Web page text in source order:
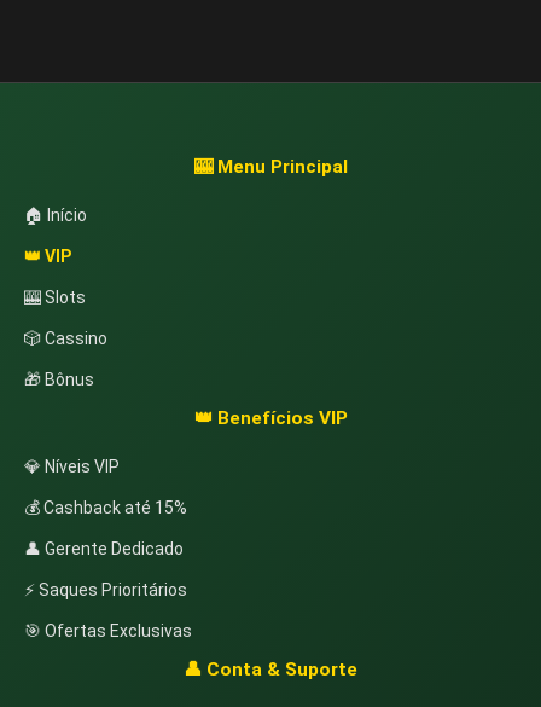
🎰 Menu Principal
🏠 Início
👑 VIP
🎰 Slots
🎲 Cassino
🎁 Bônus
👑 Benefícios VIP
💎 Níveis VIP
💰 Cashback até 15%
👤 Gerente Dedicado
⚡ Saques Prioritários
🎯 Ofertas Exclusivas
👤 Conta & Suporte